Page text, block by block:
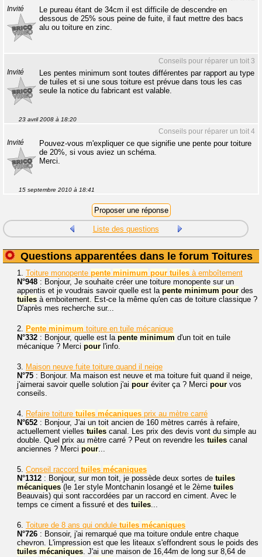
Invité
Le pureau étant de 34cm il est difficile de descendre en
dessous de 25% sous peine de fuite, il faut mettre des bacs
alu ou toiture en zinc.
Conseils pour réparer un toit 3
Invité
Les pentes minimum sont toutes différentes par rapport au type
de tuiles et si une sous toiture est prévue dans tous les cas
seule la notice du fabricant est valable.
23 avril 2008 à 18:20
Conseils pour réparer un toit 4
Invité
Pouvez-vous m'expliquer ce que signifie une pente pour toiture
de 20%, si vous aviez un schéma.
Merci.
15 septembre 2010 à 18:41
Liste des questions
Questions apparentées dans le forum Toitures
1. Toiture monopente pente minimum pour tuiles à emboîtement
N°948 : Bonjour, Je souhaite créer une toiture monopente sur un
appentis et je voudrais savoir quelle est la pente minimum pour des
tuiles à emboitement. Est-ce la même qu'en cas de toiture classique ?
D'après mes recherche sur...
2. Pente minimum toiture en tuile mécanique
N°332 : Bonjour, quelle est la pente minimum d'un toit en tuile
mécanique ? Merci pour l'info.
3. Maison neuve fuite toiture quand il neige
N°75 : Bonjour. Ma maison est neuve et ma toiture fuit quand il neige,
j'aimerai savoir quelle solution j'ai pour éviter ça ? Merci pour vos
conseils.
4. Refaire toiture tuiles mécaniques prix au mètre carré
N°652 : Bonjour, J'ai un toit ancien de 160 mètres carrés à refaire,
actuellement vielles tuiles canal. Les prix des devis vont du simple au
double. Quel prix au mètre carré ? Peut on revendre les tuiles canal
anciennes ? Merci pour...
5. Conseil raccord tuiles mécaniques
N°1312 : Bonjour, sur mon toit, je possède deux sortes de tuiles
mécaniques (le 1er style Montchanin losangé et le 2ème tuiles
Beauvais) qui sont raccordées par un raccord en ciment. Avec le
temps ce ciment a fissuré et des tuiles...
6. Toiture de 8 ans qui ondule tuiles mécaniques
N°726 : Bonsoir, j'ai remarqué que ma toiture ondule entre chaque
chevron. L'impression est que les liteaux s'effondrent sous le poids des
tuiles mécaniques. J'ai une maison de 16,44m de long sur 8,64 de